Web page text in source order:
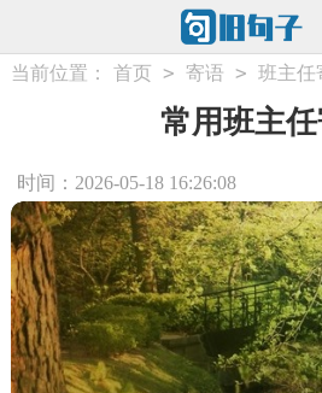
当前位置： 首页 > 寄语 > 班主任
常用班主
时间：2026-05-18 16:26:08